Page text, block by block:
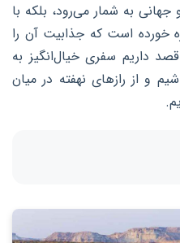
به شمار می‌رود، بلکه با
خورده است که جذابیت آن را
داریم سفری خیال‌انگیز به
و از رازهای نهفته در میان